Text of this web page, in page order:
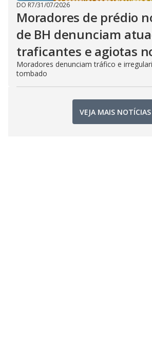
DO R7/31/07/2026
Moradores de prédio
de BH denunciam
traficantes e agiotas
Moradores denunciam tráfico e
tombado
VEJA MAIS NOTÍCIAS